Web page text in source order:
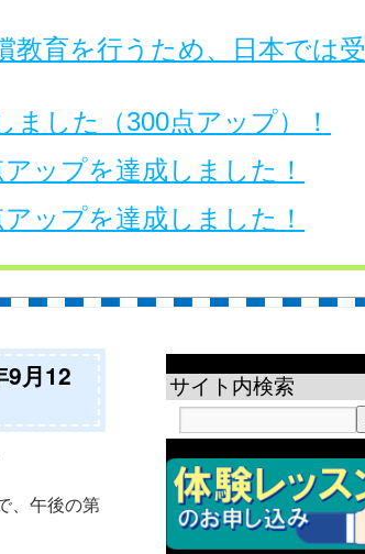
教育を行うため、日本では受
した（300点アップ）！
ップを達成しました！
ップを達成しました！
9月12
、午後の第
サイト内検索